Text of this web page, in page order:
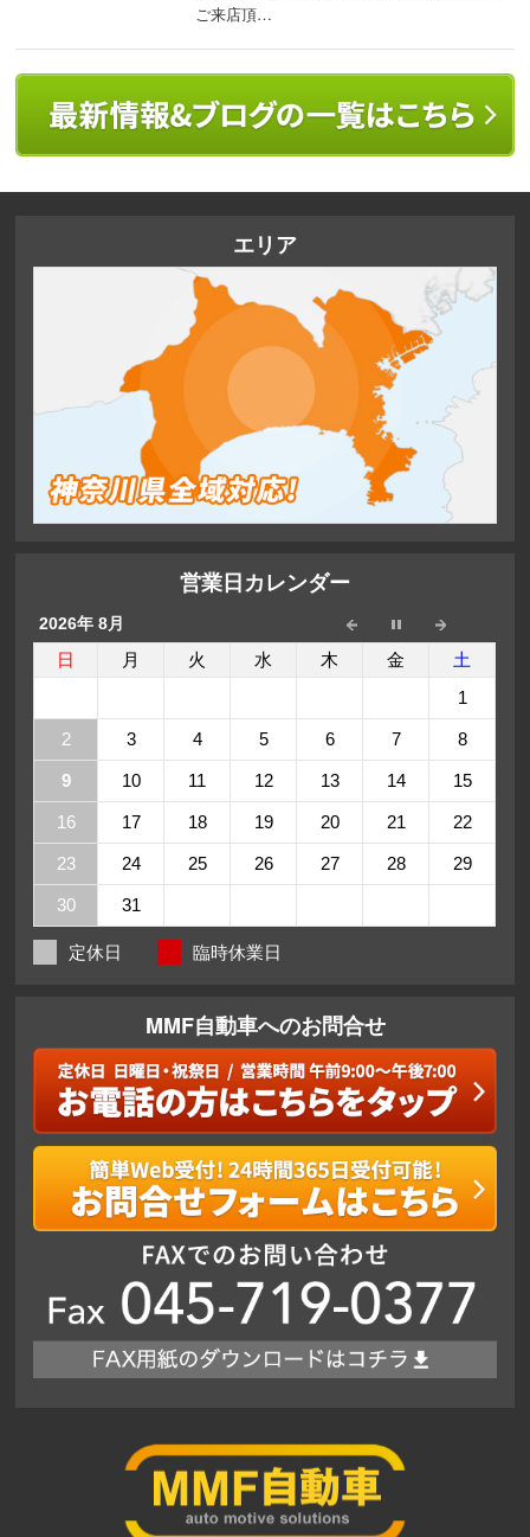
ご来店頂…
エリア
営業日カレンダー
2026年 8月
日 月 火 水 木 金
土
1
2 3 4 5 6 7 8
9 10 11 12 13 14 15
16 17 18 19 20 21 22
23 24 25 26 27 28 29
30 31
定休日 臨時休業日
MMF自動車へのお問合せ